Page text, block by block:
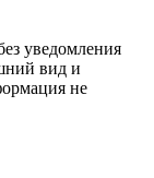
уведомления
вид и
не